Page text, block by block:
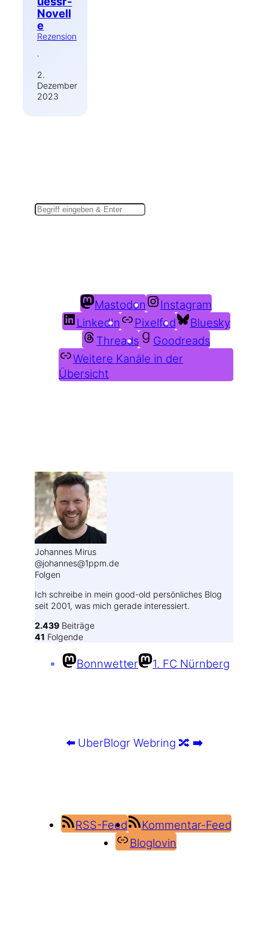
Novell
e
Rezension
·
2.
Dezember
2023
Mastodon
Instagram
LinkedIn
Pixelfed
Bluesky
Threads
Goodreads
Weitere Kanäle in der
Übersicht
Johannes Mirus
@johannes@1ppm.de
Folgen
Ich schreibe in mein good-old persönliches Blog
seit 2001, was mich gerade interessiert.
2.439 Beiträge
41 Folgende
Bonnwetter 1. FC Nürnberg
⬅️ UberBlogr Webring 🔀 ➡️
RSS-Feed
Kommentar-Feed
Bloglovin